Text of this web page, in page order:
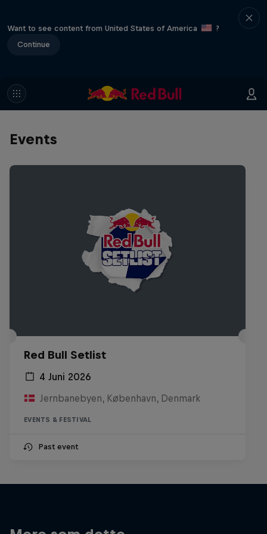
Want to see content from United States of America
?
Continue
Events
Red Bull Setlist
4 Juni 2026
Jernbanebyen, København, Denmark
EVENTS & FESTIVAL
Past event